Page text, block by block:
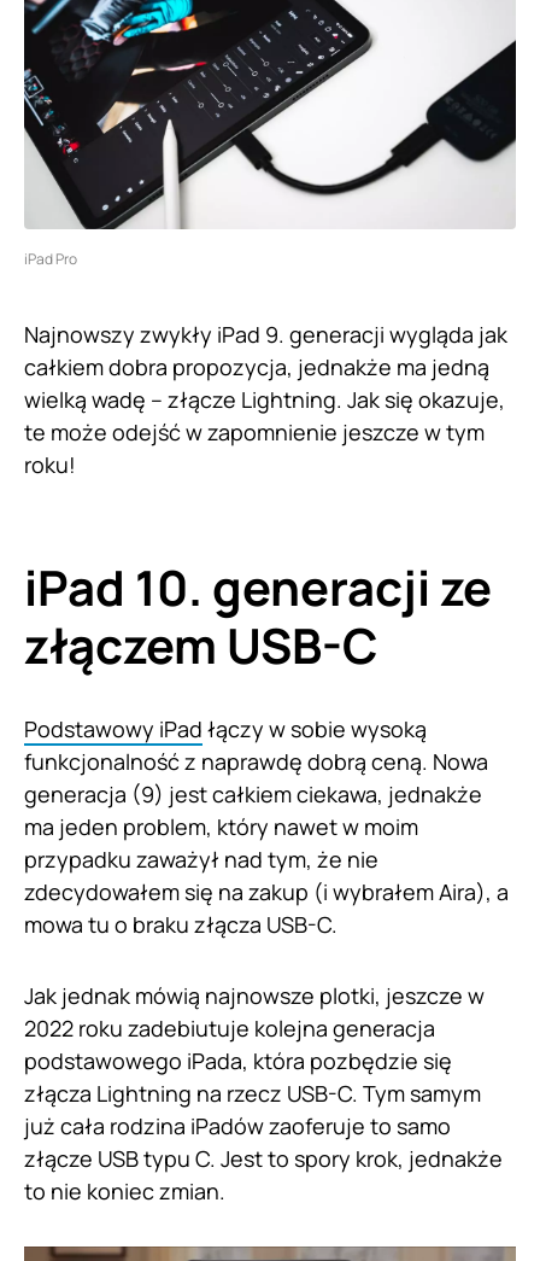
iPad Pro
Najnowszy zwykły iPad 9. generacji wygląda jak
całkiem dobra propozycja, jednakże ma jedną
wielką wadę – złącze Lightning. Jak się okazuje,
te może odejść w zapomnienie jeszcze w tym
roku!
iPad 10. generacji ze
złączem USB-C
Podstawowy iPad łączy w sobie wysoką
funkcjonalność z naprawdę dobrą ceną. Nowa
generacja (9) jest całkiem ciekawa, jednakże
ma jeden problem, który nawet w moim
przypadku zaważył nad tym, że nie
zdecydowałem się na zakup (i wybrałem Aira), a
mowa tu o braku złącza USB-C.
Jak jednak mówią najnowsze plotki, jeszcze w
2022 roku zadebiutuje kolejna generacja
podstawowego iPada, która pozbędzie się
złącza Lightning na rzecz USB-C. Tym samym
już cała rodzina iPadów zaoferuje to samo
złącze USB typu C. Jest to spory krok, jednakże
to nie koniec zmian.